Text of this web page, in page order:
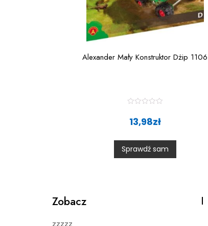
Alexander Mały Konstruktor Dżip 1106
a
0
o
u
t
13,98zł
Sprawdź sam
Zobacz
zzzzz